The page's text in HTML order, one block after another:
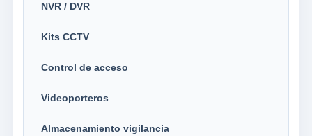
NVR / DVR
Kits CCTV
Control de acceso
Videoporteros
Almacenamiento vigilancia